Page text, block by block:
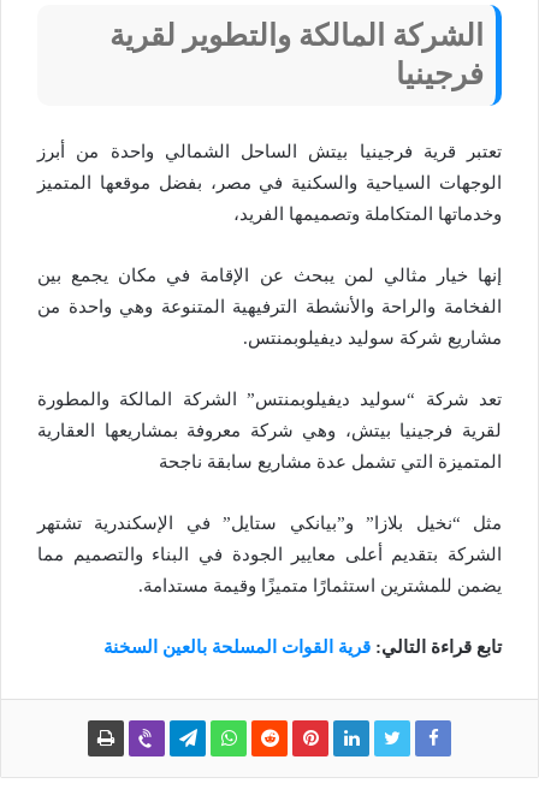
الشركة المالكة والتطوير لقرية
فرجينيا
تعتبر قرية فرجينيا بيتش الساحل الشمالي واحدة من أبرز
الوجهات السياحية والسكنية في مصر، بفضل موقعها المتميز
وخدماتها المتكاملة وتصميمها الفريد،
إنها خيار مثالي لمن يبحث عن الإقامة في مكان يجمع بين
الفخامة والراحة والأنشطة الترفيهية المتنوعة وهي واحدة من
مشاريع شركة سوليد ديفيلوبمنتس.
تعد شركة “سوليد ديفيلوبمنتس” الشركة المالكة والمطورة
لقرية فرجينيا بيتش، وهي شركة معروفة بمشاريعها العقارية
المتميزة التي تشمل عدة مشاريع سابقة ناجحة
مثل “نخيل بلازا” و”بيانكي ستايل” في الإسكندرية تشتهر
الشركة بتقديم أعلى معايير الجودة في البناء والتصميم مما
يضمن للمشترين استثمارًا متميزًا وقيمة مستدامة.
تابع قراءة التالي: قرية القوات المسلحة بالعين السخنة